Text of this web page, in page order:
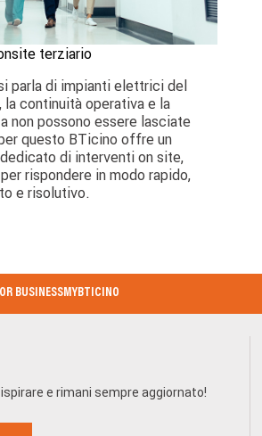
terziario
parla di impianti elettrici del
la continuità operativa e la
non possono essere lasciate
questo BTicino offre un
di interventi on site,
rispondere in modo rapido,
e risolutivo.
BUSINESSMYBTICINO
e rimani sempre aggiornato!